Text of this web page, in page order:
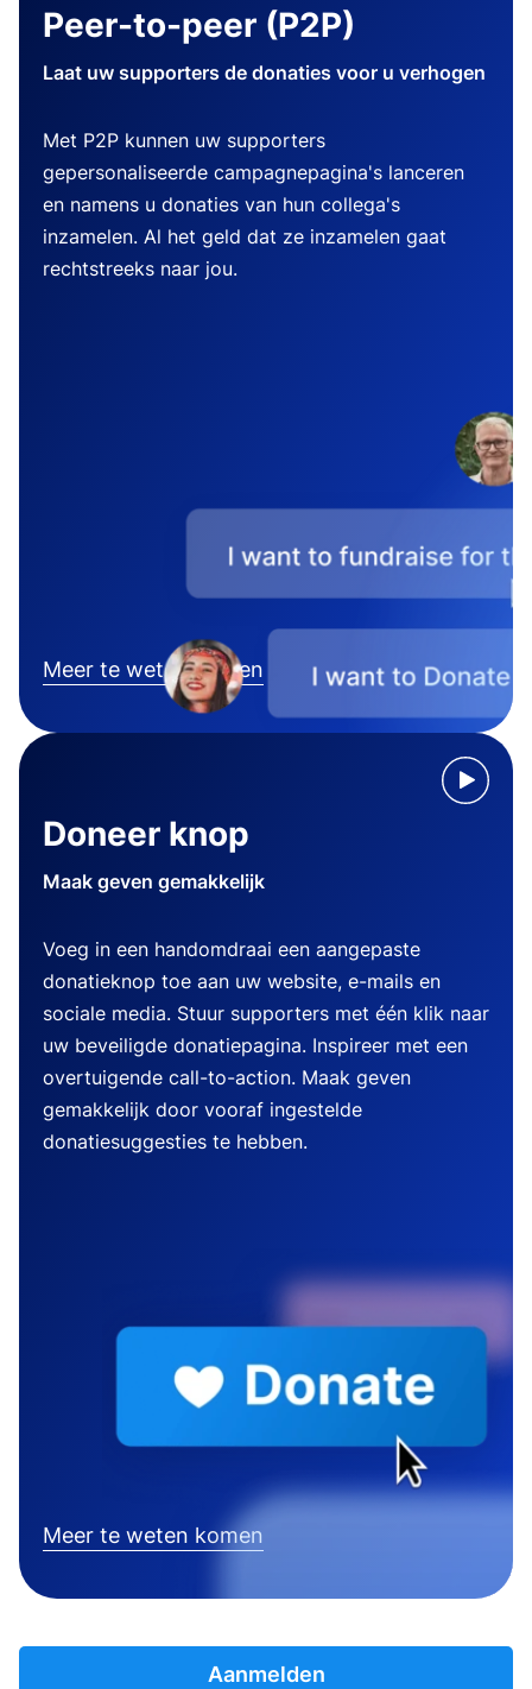
Peer-to-peer (P2P)
Laat uw supporters de donaties voor u verhogen
Met P2P kunnen uw supporters
gepersonaliseerde campagnepagina's lanceren
en namens u donaties van hun collega's
inzamelen. Al het geld dat ze inzamelen gaat
rechtstreeks naar jou.
Meer te weten komen
Doneer knop
Maak geven gemakkelijk
Voeg in een handomdraai een aangepaste
donatieknop toe aan uw website, e-mails en
sociale media. Stuur supporters met één klik naar
uw beveiligde donatiepagina. Inspireer met een
overtuigende call-to-action. Maak geven
gemakkelijk door vooraf ingestelde
donatiesuggesties te hebben.
Meer te weten komen
Aanmelden